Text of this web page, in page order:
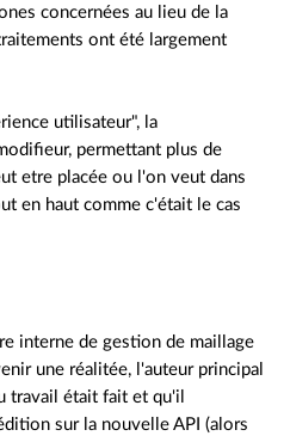
concernées au lieu de la
ont été largement
utilisateur", la
permettant plus de
etre placée ou l'on veut dans
en haut comme c'était le cas
interne de gestion de maillage
une réalitée, l'auteur principal
travail était fait et qu'il
sur la nouvelle API (alors